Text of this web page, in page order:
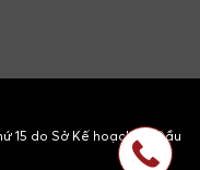
15 do Sở Kế hoạch và Đầu